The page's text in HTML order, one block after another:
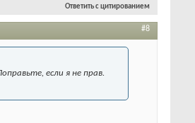
Ответить с цитированием
#8
если я не прав.